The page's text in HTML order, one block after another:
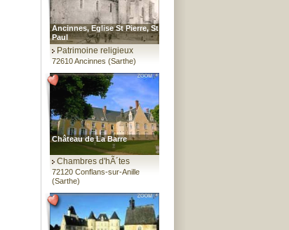
Ancinnes, Eglise St Pierre, St
Paul
Patrimoine religieux
72610 Ancinnes (Sarthe)
Château de La Barre
Chambres d'hÃ´tes
72120 Conflans-sur-Anille
(Sarthe)